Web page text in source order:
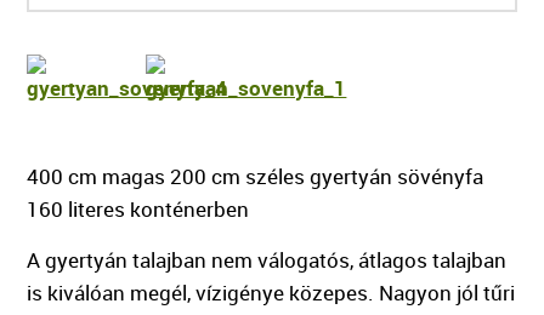
400 cm magas 200 cm széles gyertyán sövényfa
160 literes konténerben
A gyertyán talajban nem válogatós, átlagos talajban
is kiválóan megél, vízigénye közepes. Nagyon jól tűri